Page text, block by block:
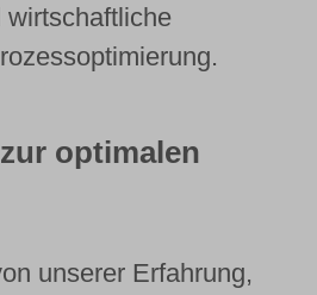
wirtschaftliche
optimalen
unserer Erfahrung,